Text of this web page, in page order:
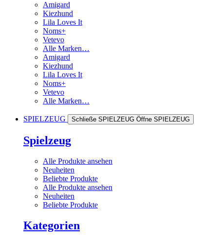
Amigard
Kiezhund
Lila Loves It
Noms+
Vetevo
Alle Marken…
Amigard
Kiezhund
Lila Loves It
Noms+
Vetevo
Alle Marken…
SPIELZEUG Schließe SPIELZEUG Öffne SPIELZEUG
Spielzeug
Alle Produkte ansehen
Neuheiten
Beliebte Produkte
Alle Produkte ansehen
Neuheiten
Beliebte Produkte
Kategorien